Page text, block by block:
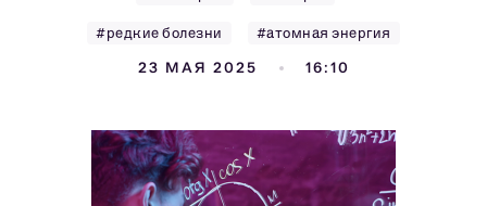
#редкие болезни #атомная энергия
23 МАЯ 2025 16:10